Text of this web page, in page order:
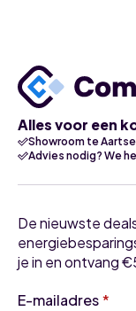
Alles voor een
Showroom te
Advies nodig? We
De nieuwste
je in en ontvang
E-mailadres*